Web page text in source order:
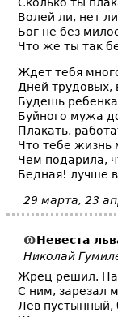
Волей ли, нет
Бог не без
Что же ты так
Ждет тебя
Дней трудовых,
Будешь ребенка
Буйного мужа
Плакать,
Что тебе жизнь
Чем подарила,
Бедная! лучше
29 марта, 23
Невеста
Николай
Жрец решил.
С ним, зарезал
Лев пустынный,